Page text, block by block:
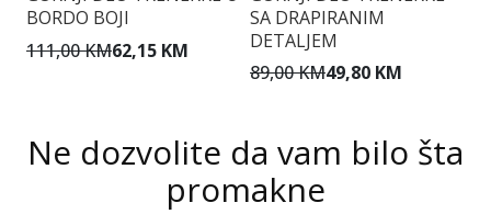
BORDO BOJI
111,00 KM62,15 KM
SA DRAPIRANIM
DETALJEM
89,00 KM49,80 KM
Ne dozvolite da vam bilo šta
promakne